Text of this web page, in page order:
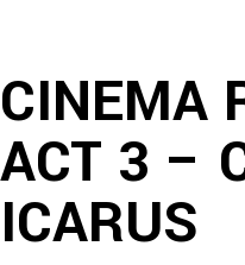
CINEMA
ACT 3 –
ICARUS